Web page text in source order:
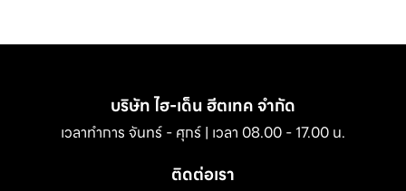
บริษัท ไฮ-เด็น ฮีตเทค จำกัด
เวลาทำการ จันทร์ - ศุกร์ | เวลา 08.00 - 17.00 น.
ติดต่อเรา